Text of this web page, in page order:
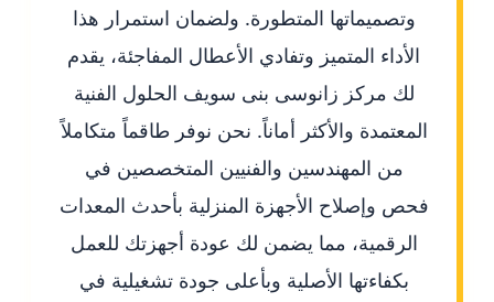
وتصميماتها المتطورة. ولضمان استمرار هذا
الأداء المتميز وتفادي الأعطال المفاجئة، يقدم
لك مركز زانوسى بنى سويف الحلول الفنية
المعتمدة والأكثر أماناً. نحن نوفر طاقماً متكاملاً
من المهندسين والفنيين المتخصصين في
فحص وإصلاح الأجهزة المنزلية بأحدث المعدات
الرقمية، مما يضمن لك عودة أجهزتك للعمل
بكفاءتها الأصلية وبأعلى جودة تشغيلية في